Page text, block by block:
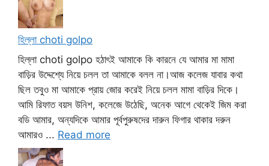
হিল্লা choti golpo
হিল্লা choti golpo হঠাৎই আমাকে কি কারনে যে আমার মা মামা
বাড়ির উদ্দেশ্যে নিয়ে চলল তা আমাকে বলল না।আজ কলেজ যাবার কথা
ছিল তবুও মা আমাকে প্রায় জোর করেই নিয়ে চলল মামা বাড়ির দিকে।
আমি রিফাত বয়স উনিশ, কলেজে উঠেছি, অনেক আগে থেকেই জিম করা
বডি আমার, অন্যদিকে আমার পূর্বপুরুষদের দারুন ফিগার থাকার দরুন
আমারও ... Read more